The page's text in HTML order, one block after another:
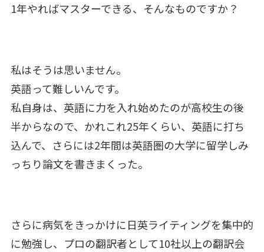
1年やればマスターできる、そんなものですか？
私はそうは思いません。
英語って難しいんです。
私自身は、英語に力を入れ始めたのが高校生の後
半からなので、かれこれ25年くらい、英語に打ち
込んで、さらには2年間は英語圏の大学に留学しみ
っちり論文を書きまくった。
さらに病気をきっかけに日英ライティングを集中的
に勉強し、プロの翻訳者として10社以上の翻訳会